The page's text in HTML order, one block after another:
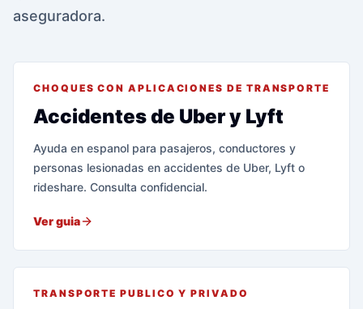
aseguradora.
CHOQUES CON APLICACIONES DE TRANSPORTE
Accidentes de Uber y Lyft
Ayuda en espanol para pasajeros, conductores y
personas lesionadas en accidentes de Uber, Lyft o
rideshare. Consulta confidencial.
Ver guia
TRANSPORTE PUBLICO Y PRIVADO